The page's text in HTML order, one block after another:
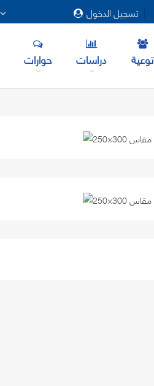
تسجيل الدخول
حوارات دراسات توعية